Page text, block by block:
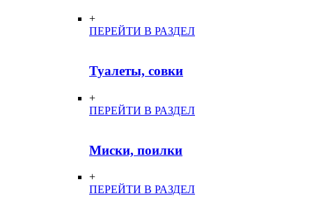
+
ПЕРЕЙТИ В РАЗДЕЛ
Туалеты, совки
+
ПЕРЕЙТИ В РАЗДЕЛ
Миски, поилки
+
ПЕРЕЙТИ В РАЗДЕЛ